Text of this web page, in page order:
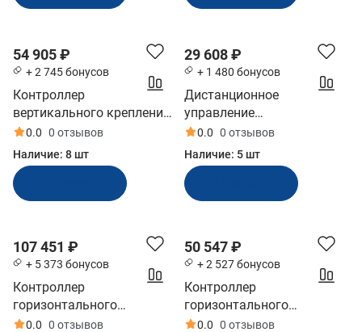
54 905 ₽
+ 2 745 бонусов
Контроллер
вертикального крепления
Ultraflex черный/хром
(B310B)
0.0 0 отзывов
Наличие: 8 шт
29 608 ₽
+ 1 480 бонусов
Дистанционное
управление
двухрычажное, Pretech
(308602)
0.0 0 отзывов
Наличие: 5 шт
107 451 ₽
+ 5 373 бонусов
Контроллер
горизонтального
крепления Ultraflex
0.0 0 отзывов
50 547 ₽
+ 2 527 бонусов
Контроллер
горизонтального
крепления Ultraflex
0.0 0 отзывов